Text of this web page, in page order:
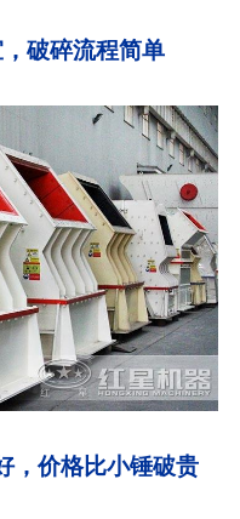
破碎流程简单
，价格比小锤破贵